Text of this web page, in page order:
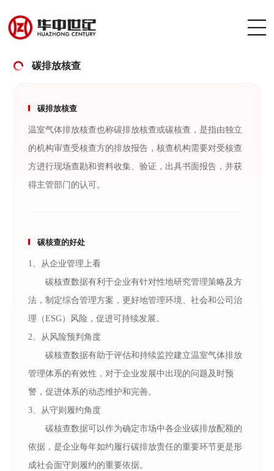
碳排放核查
碳排放核查
温室气体排放核查也称碳排放核查或碳核查，是指由独立
的机构审查受核查方的排放报告，核查机构需要对受核查
方进行现场查勘和资料收集、验证，出具书面报告，并获
得主管部门的认可。
碳核查的好处
1、从企业管理上看
碳核查数据有利于企业有针对性地研究管理策略及方
法，制定综合管理方案，更好地管理环境、社会和公司治
理（ESG）风险，促进可持续发展。
2、从风险预判角度
碳核查数据有助于评估和持续监控建立温室气体排放
管理体系的有效性，对于企业发展中出现的问题及时预
警，促进体系的动态维护和完善。
3、从守则履约角度
碳核查数据可以作为确定市场中各企业碳排放配额的
依据，是企业每年如约履行碳排放责任的重要环节更是形
成社会面守则履约的重要依据。